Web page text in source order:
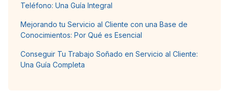
Teléfono: Una Guía Integral
Mejorando tu Servicio al Cliente con una Base de
Conocimientos: Por Qué es Esencial
Conseguir Tu Trabajo Soñado en Servicio al Cliente:
Una Guía Completa